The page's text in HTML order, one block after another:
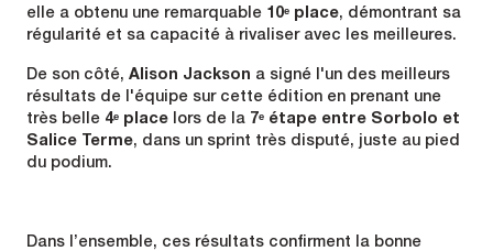
elle a obtenu une remarquable 10ᵉ place, démontrant sa
régularité et sa capacité à rivaliser avec les meilleures.
De son côté, Alison Jackson a signé l'un des meilleurs
résultats de l'équipe sur cette édition en prenant une
très belle 4ᵉ place lors de la 7ᵉ étape entre Sorbolo et
Salice Terme, dans un sprint très disputé, juste au pied
du podium.
Dans l’ensemble, ces résultats confirment la bonne